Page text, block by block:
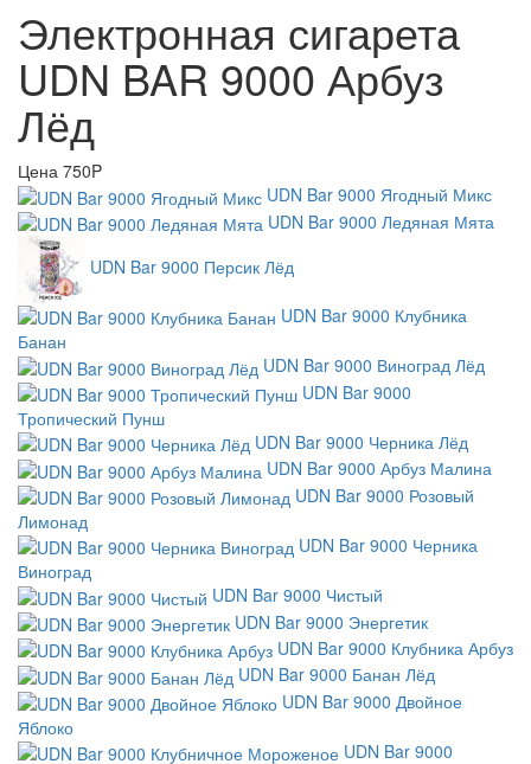
Электронная сигарета
UDN BAR 9000 Арбуз
Лёд
Цена 750P
UDN Bar 9000 Ягодный Микс
UDN Bar 9000 Ледяная Мята
UDN Bar 9000 Персик Лёд
UDN Bar 9000 Клубника
Банан
UDN Bar 9000 Виноград Лёд
UDN Bar 9000
Тропический Пунш
UDN Bar 9000 Черника Лёд
UDN Bar 9000 Арбуз Малина
UDN Bar 9000 Розовый
Лимонад
UDN Bar 9000 Черника
Виноград
UDN Bar 9000 Чистый
UDN Bar 9000 Энергетик
UDN Bar 9000 Клубника Арбуз
UDN Bar 9000 Банан Лёд
UDN Bar 9000 Двойное
Яблоко
UDN Bar 9000